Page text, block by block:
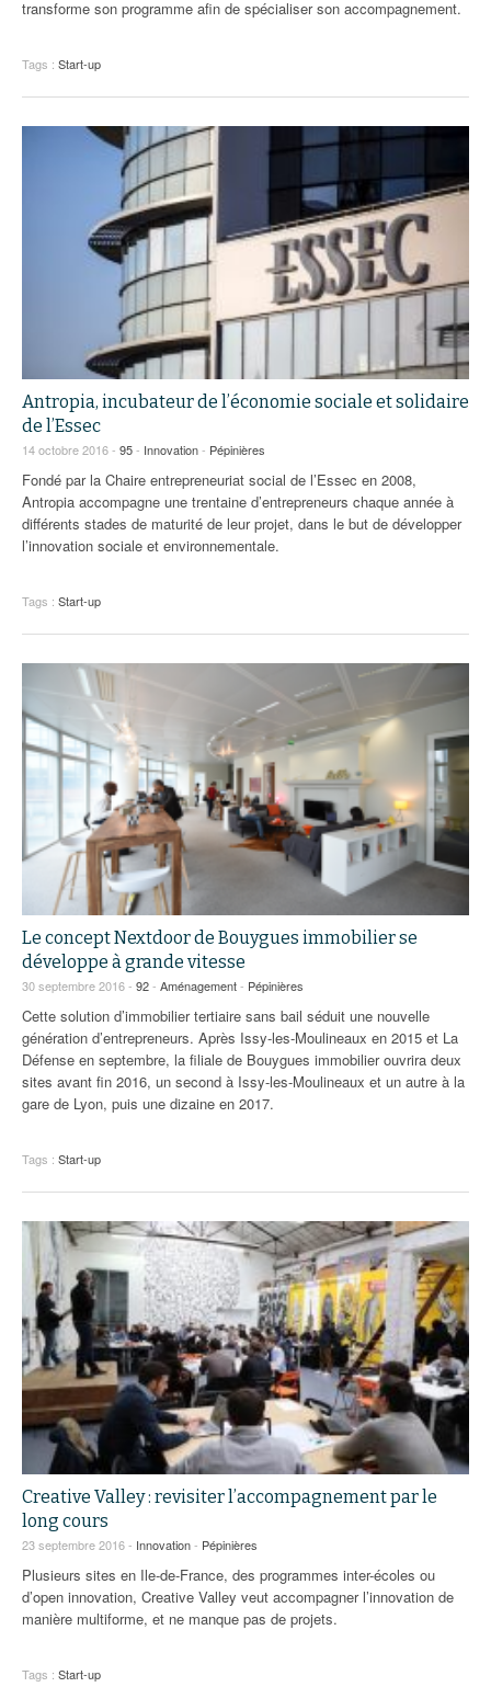
transforme son programme afin de spécialiser son accompagnement.
Tags : Start-up
Antropia, incubateur de l’économie sociale et solidaire
de l’Essec
14 octobre 2016 - 95- Innovation- Pépinières
Fondé par la Chaire entrepreneuriat social de l’Essec en 2008,
Antropia accompagne une trentaine d’entrepreneurs chaque année à
différents stades de maturité de leur projet, dans le but de développer
l’innovation sociale et environnementale.
Tags : Start-up
Le concept Nextdoor de Bouygues immobilier se
développe à grande vitesse
30 septembre 2016 - 92- Aménagement- Pépinières
Cette solution d’immobilier tertiaire sans bail séduit une nouvelle
génération d’entrepreneurs. Après Issy-les-Moulineaux en 2015 et La
Défense en septembre, la filiale de Bouygues immobilier ouvrira deux
sites avant fin 2016, un second à Issy-les-Moulineaux et un autre à la
gare de Lyon, puis une dizaine en 2017.
Tags : Start-up
Creative Valley : revisiter l’accompagnement par le
long cours
23 septembre 2016 - Innovation- Pépinières
Plusieurs sites en Ile-de-France, des programmes inter-écoles ou
d’open innovation, Creative Valley veut accompagner l’innovation de
manière multiforme, et ne manque pas de projets.
Tags : Start-up